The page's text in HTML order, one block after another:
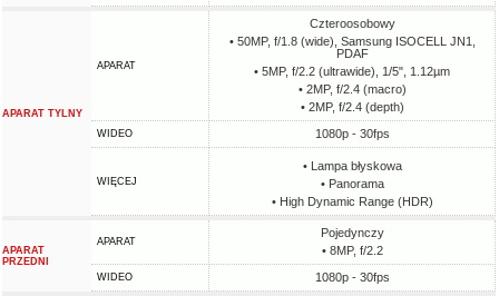
APARAT TYLNY
APARAT
Czteroosobowy
• 50MP, f/1.8 (wide), Samsung ISOCELL JN1,
PDAF
• 5MP, f/2.2 (ultrawide), 1/5", 1.12µm
• 2MP, f/2.4 (macro)
• 2MP, f/2.4 (depth)
WIDEO 1080p - 30fps
WIĘCEJ
• Lampa błyskowa
• Panorama
• High Dynamic Range (HDR)
APARAT
PRZEDNI
APARAT
Pojedynczy
• 8MP, f/2.2
WIDEO 1080p - 30fps